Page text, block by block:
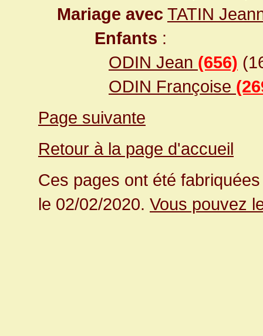
Mariage avec TATIN
Enfants :
ODIN Jean (656)
ODIN Françoise
Page suivante
Retour à la page d'accueil
Ces pages ont été
le 02/02/2020. Vous pouvez